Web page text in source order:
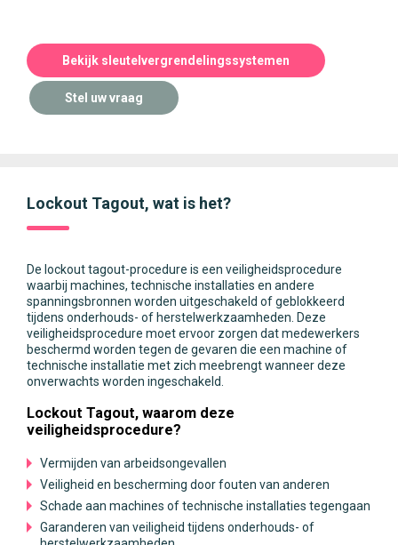
Bekijk sleutelvergrendelingssystemen
Stel uw vraag
Lockout Tagout, wat is het?
De lockout tagout-procedure is een veiligheidsprocedure
waarbij machines, technische installaties en andere
spanningsbronnen worden uitgeschakeld of geblokkeerd
tijdens onderhouds- of herstelwerkzaamheden. Deze
veiligheidsprocedure moet ervoor zorgen dat medewerkers
beschermd worden tegen de gevaren die een machine of
technische installatie met zich meebrengt wanneer deze
onverwachts worden ingeschakeld.
Lockout Tagout, waarom deze
veiligheidsprocedure?
Vermijden van arbeidsongevallen
Veiligheid en bescherming door fouten van anderen
Schade aan machines of technische installaties tegengaan
Garanderen van veiligheid tijdens onderhouds- of